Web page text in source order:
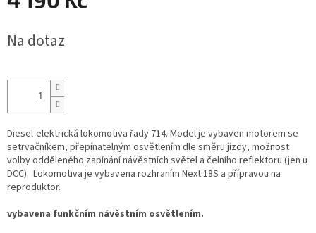
cena:
Na dotaz
Diesel-elektrická lokomotiva řady 714. Model je vybaven motorem se
setrvačníkem, přepínatelným osvětlením dle směru jízdy, možnost
volby odděleného zapínání návěstních světel a čelního reflektoru (jen u
DCC). Lokomotiva je vybavena rozhraním Next 18S a přípravou na
reproduktor.
vybavena funkčním návěstním osvětlením.